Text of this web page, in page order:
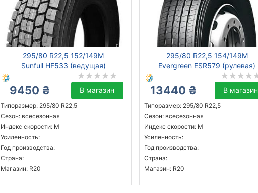
295/80 R22,5 152/149M
Sunfull HF533 (ведущая)
9450 ₴ В магазин
Типоразмер: 295/80 R22,5
Сезон: всесезонная
Индекс скорости: M
Усиленность:
Год производства:
Страна:
Магазин: R20
295/80 R22,5 154/149M
Evergreen ESR579 (рулевая)
13440 ₴ В магазин
Типоразмер: 295/80 R22,5
Сезон: всесезонная
Индекс скорости: M
Усиленность:
Год производства:
Страна:
Магазин: R20